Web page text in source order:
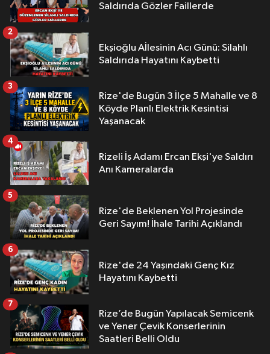
Saldırıda Gözler Faillerde
Ekşioğlu Aİlesinin Acı Günü: Silahlı
Saldırıda Hayatını Kaybetti
2
Rize'de Bugün 3 İlçe 5 Mahalle ve 8
Köyde Planlı Elektrik Kesintisi
Yaşanacak
3
Rizeli İş Adamı Ercan Ekşi'ye Saldırı
Anı Kameralarda
4
Rize'de Beklenen Yol Projesinde
Geri Sayım! İhale Tarihi Açıklandı
5
Rize'de 24 Yaşındaki Genç Kız
Hayatını Kaybetti
6
Rize’de Bugün Yapılacak Semicenk
ve Yener Çevik Konserlerinin
Saatleri Belli Oldu
7